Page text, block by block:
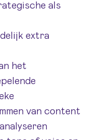
als
extra
het
van content